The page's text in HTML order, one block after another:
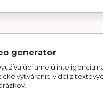
generator
umelú inteligenciu
vytváranie videí z